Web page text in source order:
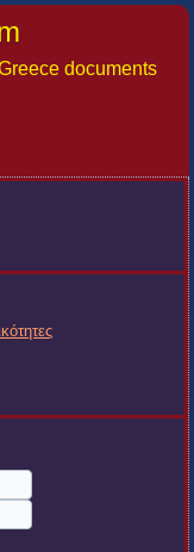
documents